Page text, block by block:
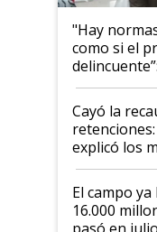
"Hay
como si el
al
habló del
Cayó la
explicó los
El campo
16.000